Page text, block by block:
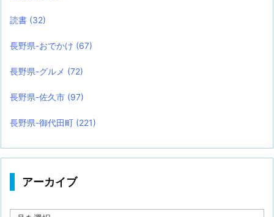
読書 (32)
長野県-おでかけ (67)
長野県-グルメ (72)
長野県-佐久市 (97)
長野県-御代田町 (221)
アーカイブ